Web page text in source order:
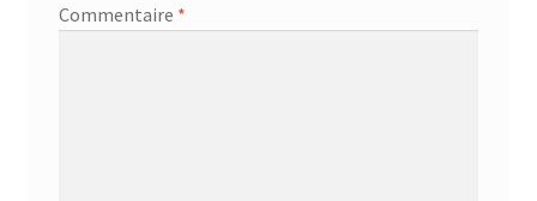
Commentaire *